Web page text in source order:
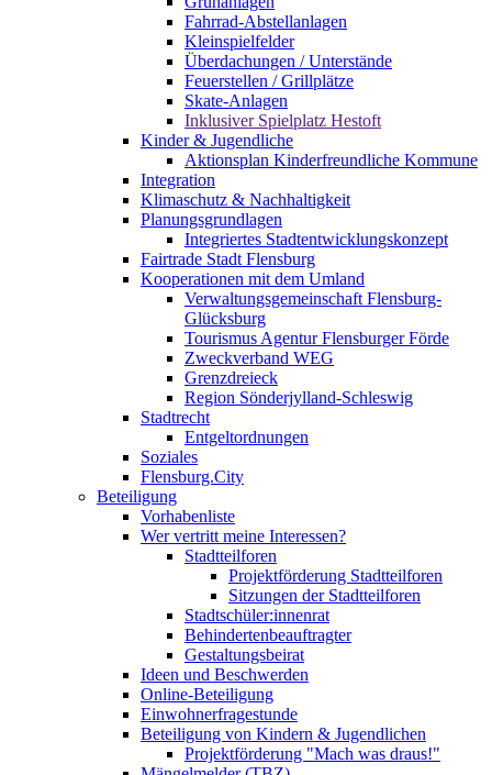
Fahrrad-Abstellanlagen
Kleinspielfelder
Überdachungen / Unterstände
Feuerstellen / Grillplätze
Skate-Anlagen
Inklusiver Spielplatz Hestoft
Kinder & Jugendliche
Aktionsplan Kinderfreundliche Kommune
Integration
Klimaschutz & Nachhaltigkeit
Planungsgrundlagen
Integriertes Stadtentwicklungskonzept
Fairtrade Stadt Flensburg
Kooperationen mit dem Umland
Verwaltungsgemeinschaft Flensburg-
Glücksburg
Tourismus Agentur Flensburger Förde
Zweckverband WEG
Grenzdreieck
Region Sönderjylland-Schleswig
Stadtrecht
Entgeltordnungen
Soziales
Flensburg.City
Beteiligung
Vorhabenliste
Wer vertritt meine Interessen?
Stadtteilforen
Projektförderung Stadtteilforen
Sitzungen der Stadtteilforen
Stadtschüler:innenrat
Behindertenbeauftragter
Gestaltungsbeirat
Ideen und Beschwerden
Online-Beteiligung
Einwohnerfragestunde
Beteiligung von Kindern & Jugendlichen
Projektförderung "Mach was draus!"